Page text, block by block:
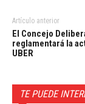
Artículo anterior
El Concejo
reglamentará la
UBER
TE PUEDE